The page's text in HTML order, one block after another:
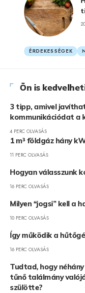
ÉRDEKESSÉGEK
Ön is
3 tipp, amivel
kommunikációdat a
4 PERC OLVASÁS
1 m³ földgáz hány
11 PERC OLVASÁS
Hogyan válasszunk
16 PERC OLVASÁS
Milyen “jogsi” kell a
10 PERC OLVASÁS
Így működik a
16 PERC OLVASÁS
Tudtad, hogy
tűnő találmány
szülötte?